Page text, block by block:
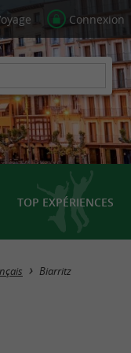
Connexion
TOP EXPÉRIENCES
Masquer la carte
Biarritz